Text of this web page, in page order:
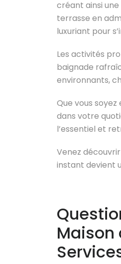
créant ainsi
terrasse en
luxuriant pour
Les activités
baignade
environnants,
Que vous
dans votre
l’essentiel et
Venez
instant devient
Maison